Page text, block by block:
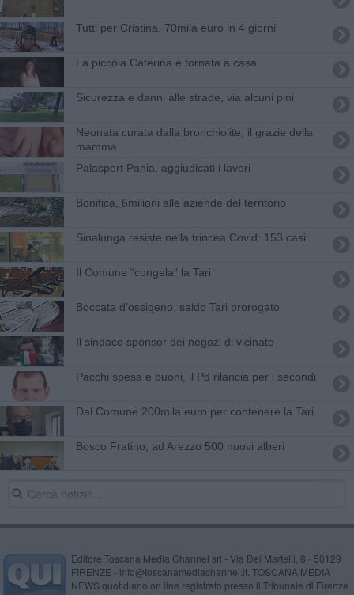
Tutti per Cristina, 70mila euro in 4 giorni
La piccola Caterina è tornata a casa
Sicurezza e danni alle strade, via alcuni pini
Neonata curata dalla bronchiolite, il grazie della
mamma
Palasport Pania, aggiudicati i lavori
Bonifica, 6milioni alle aziende del territorio
​Sinalunga resiste nella trincea Covid: 153 casi
​Il Comune “congela” la Tari
Boccata d'ossigeno, saldo Tari prorogato
​Il sindaco sponsor dei negozi di vicinato
Pacchi spesa e buoni, il Pd rilancia per i secondi
Dal Comune 200mila euro per contenere la Tari
Bosco Fratino, ad Arezzo 500 nuovi alberi
Editore Toscana Media Channel srl - Via Dei Martelli, 8 - 50129
FIRENZE - info@toscanamediachannel.it. TOSCANA MEDIA
NEWS quotidiano on line registrato presso il Tribunale di Firenze